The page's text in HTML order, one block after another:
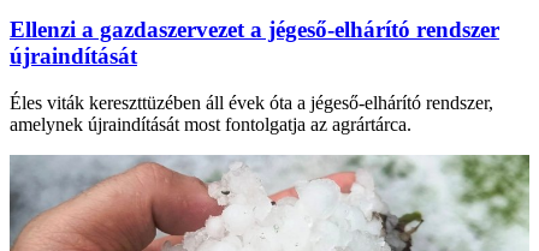
Ellenzi a gazdaszervezet a jégeső-elhárító rendszer
újraindítását
Éles viták kereszttüzében áll évek óta a jégeső-elhárító rendszer,
amelynek újraindítását most fontolgatja az agrártárca.